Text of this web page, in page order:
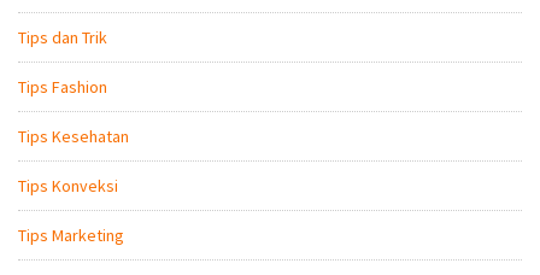
Tips dan Trik
Tips Fashion
Tips Kesehatan
Tips Konveksi
Tips Marketing